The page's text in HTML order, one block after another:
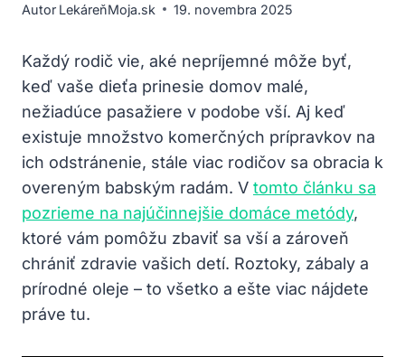
Autor LekáreňMoja.sk 19. novembra 2025
Každý rodič vie, aké nepríjemné môže byť,
keď vaše dieťa prinesie domov malé,
nežiadúce pasažiere v podobe vší. Aj keď
existuje množstvo komerčných prípravkov na
ich odstránenie, stále viac rodičov sa obracia k
overeným babským radám. V tomto článku sa
pozrieme na najúčinnejšie domáce metódy,
ktoré vám pomôžu zbaviť sa vší a zároveň
chrániť zdravie vašich detí. Roztoky, zábaly a
prírodné oleje – to všetko a ešte viac nájdete
práve tu.